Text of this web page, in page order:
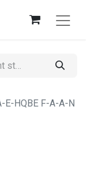
E-HQBE F-A-A-N